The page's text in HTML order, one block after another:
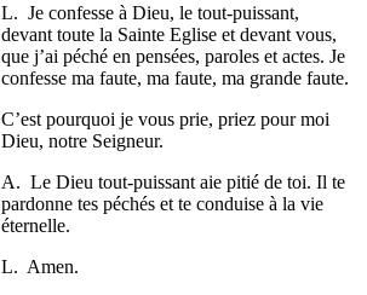
L. Je confesse à Dieu, le tout-puissant,
devant toute la Sainte Eglise et devant vous,
que j’ai péché en pensées, paroles et actes. Je
confesse ma faute, ma faute, ma grande faute.
C’est pourquoi je vous prie, priez pour moi
Dieu, notre Seigneur.
A. Le Dieu tout-puissant aie pitié de toi. Il te
pardonne tes péchés et te conduise à la vie
éternelle.
L. Amen.